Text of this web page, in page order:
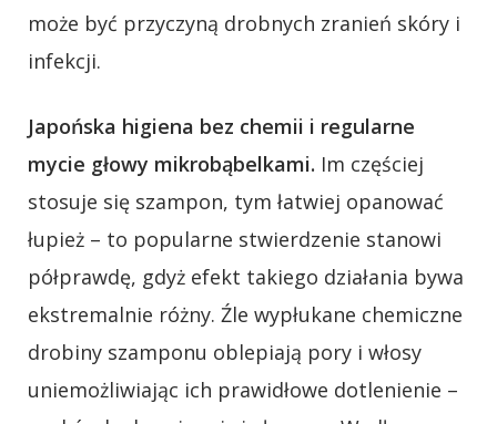
może być przyczyną drobnych zranień skóry i
infekcji.
Japońska higiena bez chemii i regularne
mycie głowy mikrobąbelkami. Im częściej
stosuje się szampon, tym łatwiej opanować
łupież – to popularne stwierdzenie stanowi
półprawdę, gdyż efekt takiego działania bywa
ekstremalnie różny. Źle wypłukane chemiczne
drobiny szamponu oblepiają pory i włosy
uniemożliwiając ich prawidłowe dotlenienie –